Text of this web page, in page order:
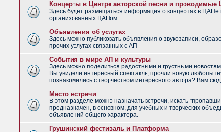
Концерты в Центре авторской песни и
Здесь будет размещаться информация о концертах в ЦАПе
организованных ЦАПом
Объявления об услугах
Здесь можно публиковать объявления о звукозаписи,
прочих услугах связанных с АП
События в мире АП и культуры
Здесь можно поделиться радостными и грустными
Вы увидели интересный спектакль, прочли новую
познакомились с творчеством интересного автора? Вам
Место встречи
В этом разделе можно назначать встречи, искать
предназначен, в основном, для учебных и творческих
объявлений общего характера.
Грушинский фестиваль и Платформа